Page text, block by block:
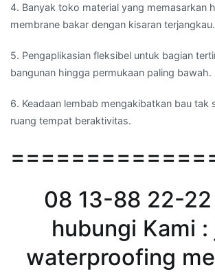
4. Banyak toko material yang memasarkan
membrane bakar dengan kisaran terjangkau.
5. Pengaplikasian fleksibel untuk bagian
bangunan hingga permukaan paling bawah.
6. Keadaan lembab mengakibatkan bau tak
ruang tempat beraktivitas.
08 13-88 22-
hubungi Kami :
waterproofing